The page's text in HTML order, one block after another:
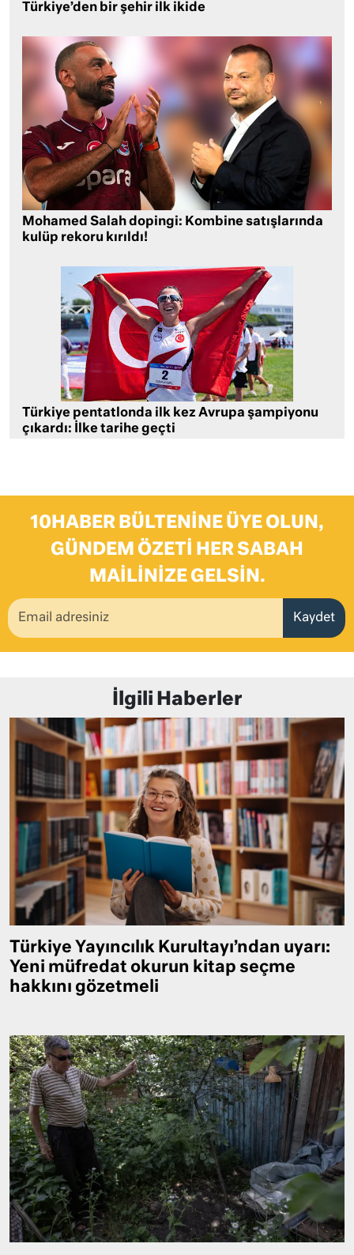
Türkiye’den bir şehir ilk ikide
Mohamed Salah dopingi: Kombine satışlarında
kulüp rekoru kırıldı!
Türkiye pentatlonda ilk kez Avrupa şampiyonu
çıkardı: İlke tarihe geçti
10HABER BÜLTENINE ÜYE OLUN,
GÜNDEM ÖZETI HER SABAH
MAILINIZE GELSIN.
Kaydet
İlgili Haberler
Türkiye Yayıncılık Kurultayı’ndan uyarı:
Yeni müfredat okurun kitap seçme
hakkını gözetmeli